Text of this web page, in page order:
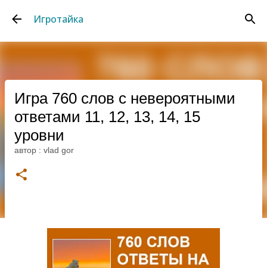
Игротайка
Игра 760 слов с невероятными
ответами 11, 12, 13, 14, 15
уровни
автор : vlad gor